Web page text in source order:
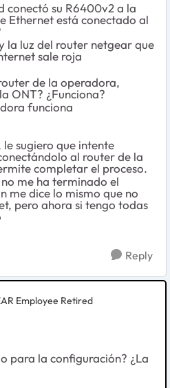
conectó su R6400v2 a la
Ethernet está conectado al
la luz del router netgear que
sale roja
de la operadora,
ONT? ¿Funciona?
funciona
sugiero que intente
al router de la
completar el proceso.
me ha terminado el
me dice lo mismo que no
pero ahora si tengo todas
Reply
Employee Retired
para la configuración? ¿La